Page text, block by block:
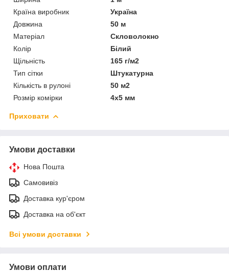
Країна виробник
Україна
Довжина
50 м
Матеріал
Скловолокно
Колір
Білий
Щільність
165 г/м2
Тип сітки
Штукатурна
Кількість в рулоні
50 м2
Розмір комірки
4х5 мм
Приховати
Умови доставки
Нова Пошта
Самовивіз
Доставка кур'єром
Доставка на об'єкт
Всі умови доставки
Умови оплати